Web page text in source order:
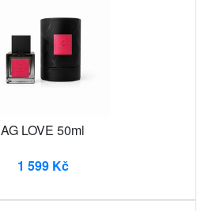
AG LOVE 50ml
1 599 Kč